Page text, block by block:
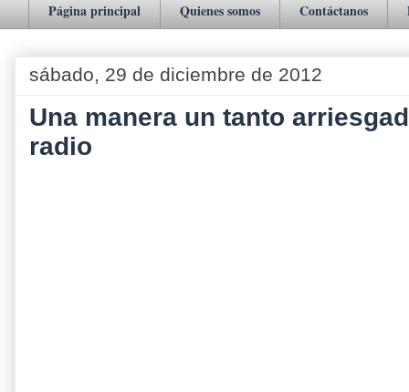
Página principal Quienes somos Contáctanos
sábado, 29 de diciembre de 2012
Una manera un tanto
radio